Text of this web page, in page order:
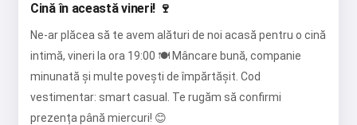
Cină în această vineri! 🍷
Ne-ar plăcea să te avem alături de noi acasă pentru o cină
intimă, vineri la ora 19:00 🍽️ Mâncare bună, companie
minunată și multe povești de împărtășit. Cod
vestimentar: smart casual. Te rugăm să confirmi
prezența până miercuri! 😊